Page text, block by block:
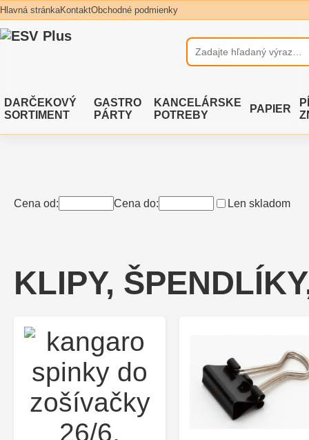
Hlavná stránkaKontaktObchodné podmienky
DARČEKOVÝ
SORTIMENT
GASTRO
PÁRTY
KANCELÁRSKE
POTREBY
PAPIER
Cena od: Cena do: Len skladom
KLIPY,